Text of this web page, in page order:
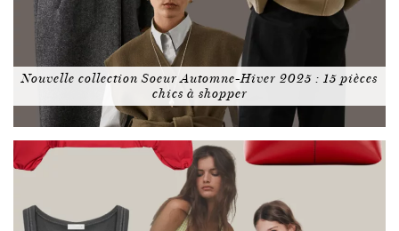
Nouvelle collection Soeur Automne-Hiver 2025 : 15 pièces
chics à shopper